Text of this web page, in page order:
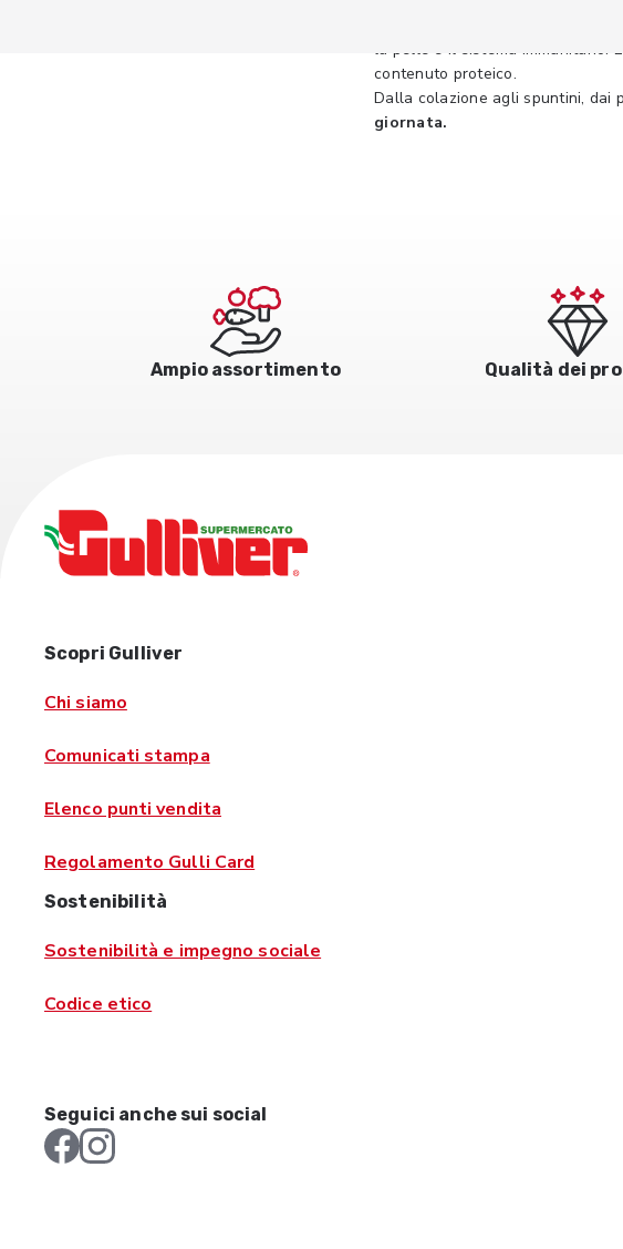
la pelle e il sistema immunitario.
contenuto proteico.
Dalla colazione agli spuntini, dai
giornata.
Ampio assortimento Qualità dei
Scopri Gulliver
Chi siamo
Comunicati stampa
Elenco punti vendita
Regolamento Gulli Card
Sostenibilità
Sostenibilità e impegno sociale
Codice etico
Seguici anche sui social